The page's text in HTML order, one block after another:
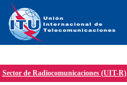
Sector de Radiocomunicaciones (UIT-R)